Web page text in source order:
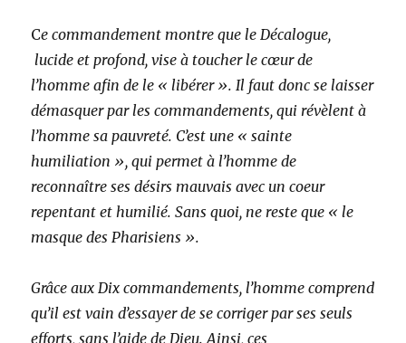
Ce commandement montre que le Décalogue,
lucide et profond, vise à toucher le cœur de
l’homme afin de le « libérer ». Il faut donc se laisser
démasquer par les commandements, qui révèlent à
l’homme sa pauvreté. C’est une « sainte
humiliation », qui permet à l’homme de
reconnaître ses désirs mauvais avec un coeur
repentant et humilié. Sans quoi, ne reste que « le
masque des Pharisiens ».
Grâce aux Dix commandements, l’homme comprend
qu’il est vain d’essayer de se corriger par ses seuls
efforts, sans l’aide de Dieu. Ainsi, ces